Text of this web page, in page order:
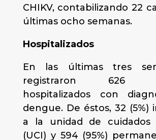
CHIKV, contabilizando 22
últimas ocho semanas.
Hospitalizados
En las últimas tres
registraron 626
hospitalizados con
dengue. De éstos, 32 (5%)
a la unidad de cuidados
(UCI) y 594 (95%)